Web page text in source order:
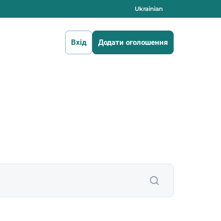
Ukrainian
Вхід Додати оголошення